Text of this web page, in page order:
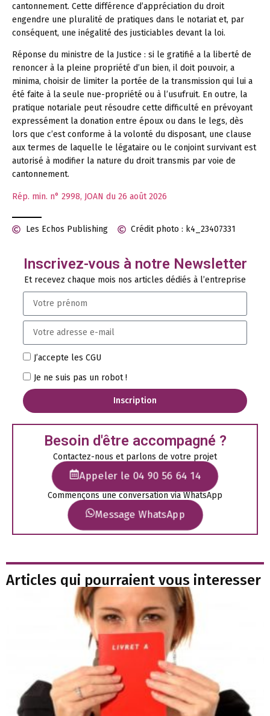
cantonnement. Cette différence d’appréciation du droit
engendre une pluralité de pratiques dans le notariat et, par
conséquent, une inégalité des justiciables devant la loi.
Réponse du ministre de la Justice : si le gratifié a la liberté de
renoncer à la pleine propriété d’un bien, il doit pouvoir, a
minima, choisir de limiter la portée de la transmission qui lui a
été faite à la seule nue-propriété ou à l’usufruit. En outre, la
pratique notariale peut résoudre cette difficulté en prévoyant
expressément la donation entre époux ou dans le legs, dès
lors que c’est conforme à la volonté du disposant, une clause
aux termes de laquelle le légataire ou le conjoint survivant est
autorisé à modifier la nature du droit transmis par voie de
cantonnement.
Rép. min. n° 2998, JOAN du 26 août 2026
Les Echos Publishing Crédit photo : k4_23407331
Inscrivez-vous à notre Newsletter
Et recevez chaque mois nos articles dédiés à l’entreprise
J’accepte les CGU
Je ne suis pas un robot !
Inscription
Besoin d'être accompagné ?
Contactez-nous et parlons de votre projet
Appeler le 04 90 56 64 14
Commençons une conversation via WhatsApp
Message WhatsApp
Articles qui pourraient vous interesser